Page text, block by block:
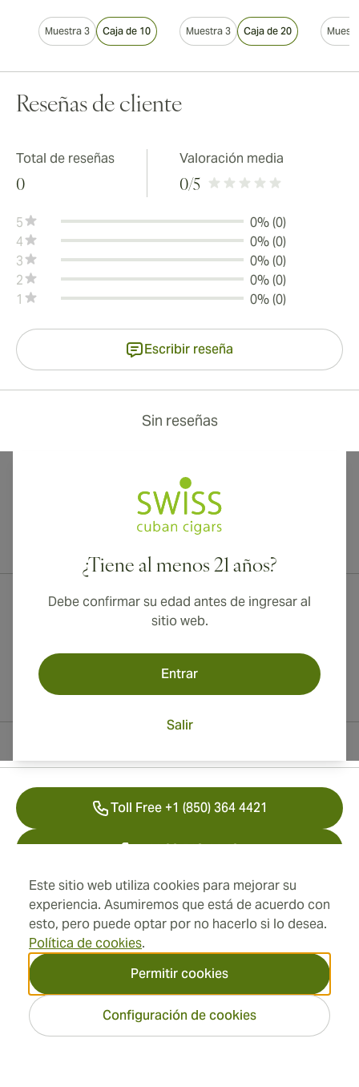
Este sitio web utiliza cookies para mejorar su
experiencia. Asumiremos que está de acuerdo con
esto, pero puede optar por no hacerlo si lo desea.
Política de cookies.
Permitir cookies
Configuración de cookies
Muestra 3 Caja de 10 Muestra 3 Caja de 20
Reseñas de cliente
Total de reseñas
0
Valoración media
0/5
5
0% (0)
4
0% (0)
3
0% (0)
2
0% (0)
1
0% (0)
Escribir reseña
Sin reseñas
¿Tiene al menos 21 años?
Debe confirmar su edad antes de ingresar al
sitio web.
Entrar
Salir
Dirección
Información
Toll Free +1 (850) 364 4421
+41 22 518 44 43
info@swisscubancigars.com